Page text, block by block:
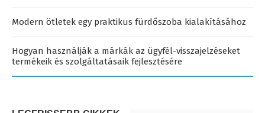
Modern ötletek egy praktikus fürdőszoba kialakításához
Hogyan használják a márkák az ügyfél-visszajelzéseket
termékeik és szolgáltatásaik fejlesztésére